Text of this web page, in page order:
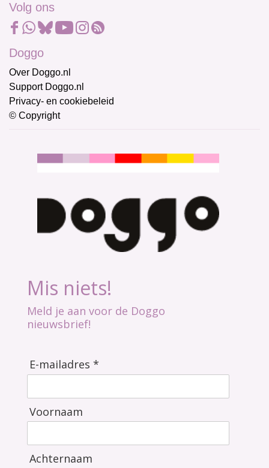
Volg ons
Doggo
Over Doggo.nl
Support Doggo.nl
Privacy- en cookiebeleid
© Copyright
Mis niets!
Meld je aan voor de Doggo
nieuwsbrief!
E-mailadres *
Voornaam
Achternaam